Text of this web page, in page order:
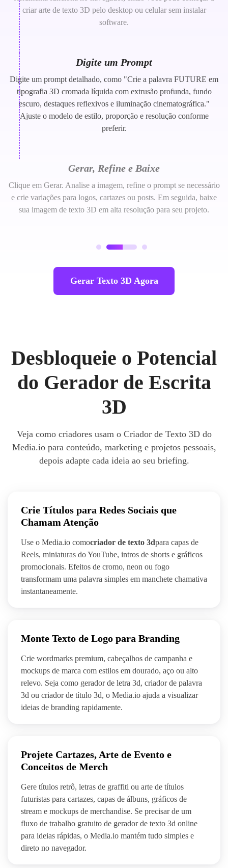
criar arte de texto 3D pelo desktop ou celular sem instalar
software.
Digite um Prompt
Digite um prompt detalhado, como "Crie a palavra FUTURE em
tipografia 3D cromada líquida com extrusão profunda, fundo
escuro, destaques reflexivos e iluminação cinematográfica."
Ajuste o modelo de estilo, proporção e resolução conforme
preferir.
Gerar, Refine e Baixe
Clique em Gerar. Analise a imagem, refine o prompt se necessário
e crie variações para logos, cartazes ou posts. Em seguida, baixe
sua imagem de texto 3D em alta resolução para seu projeto.
Gerar Texto 3D Agora
Desbloqueie o Potencial
do Gerador de Escrita
3D
Veja como criadores usam o Criador de Texto 3D do
Media.io para conteúdo, marketing e projetos pessoais,
depois adapte cada ideia ao seu briefing.
Crie Títulos para Redes Sociais que
Chamam Atenção
Use o Media.io comocriador de texto 3dpara capas de
Reels, miniaturas do YouTube, intros de shorts e gráficos
promocionais. Efeitos de cromo, neon ou fogo
transformam uma palavra simples em manchete chamativa
instantaneamente.
Monte Texto de Logo para Branding
Crie wordmarks premium, cabeçalhos de campanha e
mockups de marca com estilos em dourado, aço ou alto
relevo. Seja como gerador de letra 3d, criador de palavra
3d ou criador de título 3d, o Media.io ajuda a visualizar
ideias de branding rapidamente.
Projete Cartazes, Arte de Evento e
Conceitos de Merch
Gere títulos retrô, letras de graffiti ou arte de títulos
futuristas para cartazes, capas de álbuns, gráficos de
stream e mockups de merchandise. Se precisar de um
fluxo de trabalho gratuito de gerador de texto 3d online
para ideias rápidas, o Media.io mantém tudo simples e
direto no navegador.